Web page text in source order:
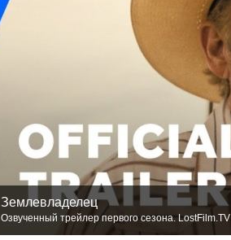
Землевладелец
Озвученный трейлер первого сезона. LostFilm.TV